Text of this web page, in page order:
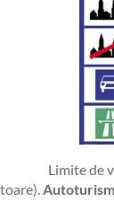
Limite de